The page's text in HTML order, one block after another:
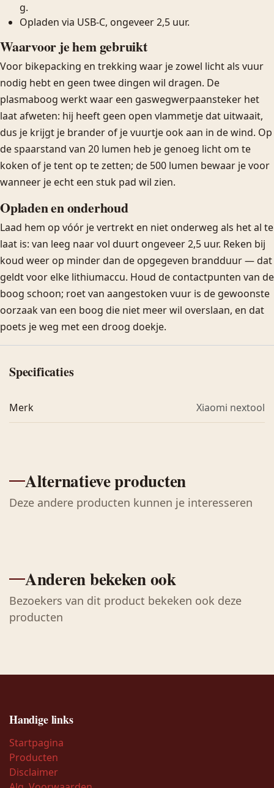
g.
Opladen via USB-C, ongeveer 2,5 uur.
Waarvoor je hem gebruikt
Voor bikepacking en trekking waar je zowel licht als vuur
nodig hebt en geen twee dingen wil dragen. De
plasmaboog werkt waar een gaswegwerpaansteker het
laat afweten: hij heeft geen open vlammetje dat uitwaait,
dus je krijgt je brander of je vuurtje ook aan in de wind. Op
de spaarstand van 20 lumen heb je genoeg licht om te
koken of je tent op te zetten; de 500 lumen bewaar je voor
wanneer je echt een stuk pad wil zien.
Opladen en onderhoud
Laad hem op vóór je vertrekt en niet onderweg als het al te
laat is: van leeg naar vol duurt ongeveer 2,5 uur. Reken bij
koud weer op minder dan de opgegeven brandduur — dat
geldt voor elke lithiumaccu. Houd de contactpunten van de
boog schoon; roet van aangestoken vuur is de gewoonste
oorzaak van een boog die niet meer wil overslaan, en dat
poets je weg met een droog doekje.
Specificaties
Merk Xiaomi nextool
Alternatieve producten
Deze andere producten kunnen je interesseren
Anderen bekeken ook
Bezoekers van dit product bekeken ook deze
producten
Handige links
Startpagina
Producten
Disclaimer